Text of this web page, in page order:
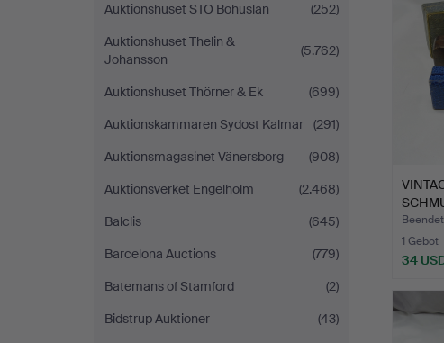
Auktionshuset STO Bohuslän
(252)
Auktionshuset Thelin &
Johansson
(5.762)
Auktionshuset Thörner & Ek
(699)
Auktionskammaren Sydost Kalmar
(291)
Auktionsmagasinet Vänersborg
(908)
Auktionsverket Engelholm
(2.468)
Balclis
(645)
Barcelona Auctions
(779)
Batemans of Stamford
(2)
Bidstrup Auktioner
(43)
1 Gebot
34